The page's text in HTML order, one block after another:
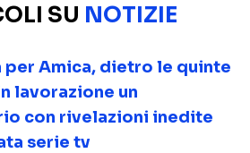
SU NOTIZIE
per Amica, dietro le quinte
lavorazione un
con rivelazioni inedite
serie tv